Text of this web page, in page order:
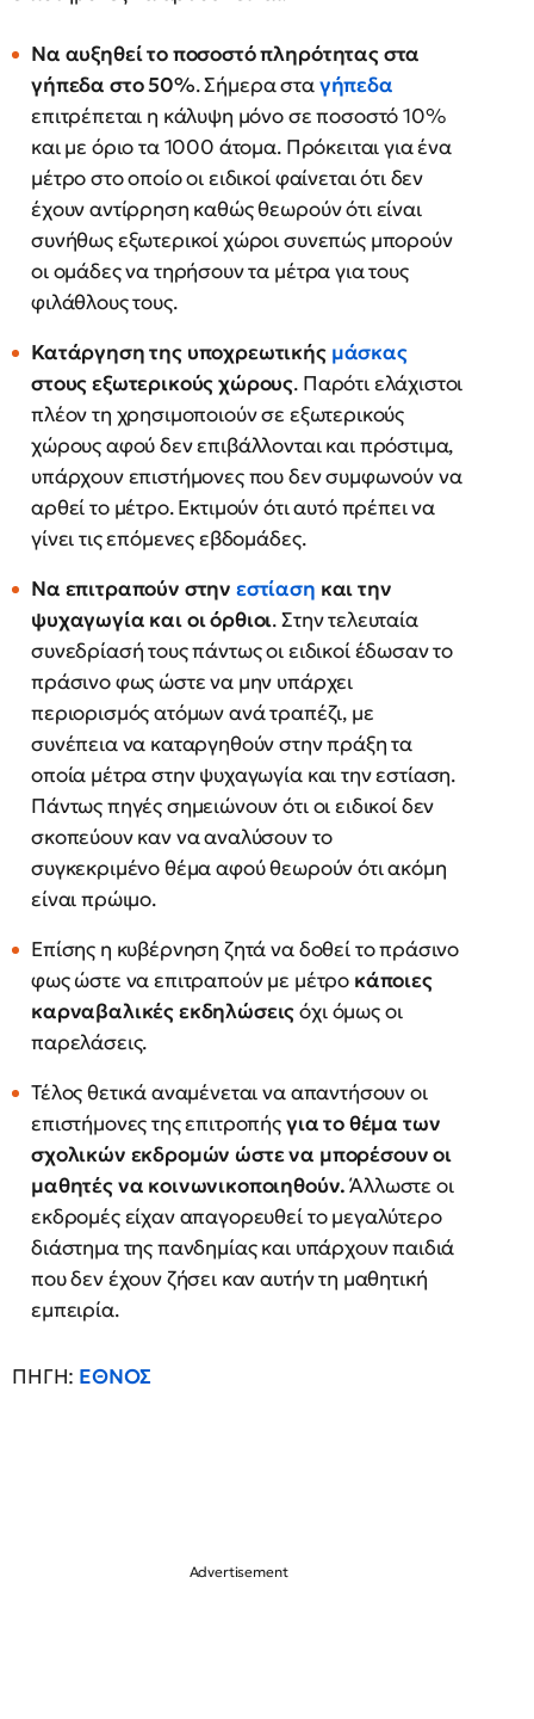
Να αυξηθεί το ποσοστό πληρότητας στα
γήπεδα στο 50%. Σήμερα σταγήπεδα
επιτρέπεται η κάλυψη μόνο σε ποσοστό 10%
και με όριο τα 1000 άτομα. Πρόκειται για ένα
μέτρο στο οποίο οι ειδικοί φαίνεται ότι δεν
έχουν αντίρρηση καθώς θεωρούν ότι είναι
συνήθως εξωτερικοί χώροι συνεπώς μπορούν
οι ομάδες να τηρήσουν τα μέτρα για τους
φιλάθλους τους.
Κατάργηση της υποχρεωτικής μάσκας
στους εξωτερικούς χώρους. Παρότι ελάχιστοι
πλέον τη χρησιμοποιούν σε εξωτερικούς
χώρους αφού δεν επιβάλλονται και πρόστιμα,
υπάρχουν επιστήμονες που δεν συμφωνούν να
αρθεί το μέτρο. Εκτιμούν ότι αυτό πρέπει να
γίνει τις επόμενες εβδομάδες.
Να επιτραπούν στην εστίαση και την
ψυχαγωγία και οι όρθιοι. Στην τελευταία
συνεδρίασή τους πάντως οι ειδικοί έδωσαν το
πράσινο φως ώστε να μην υπάρχει
περιορισμός ατόμων ανά τραπέζι, με
συνέπεια να καταργηθούν στην πράξη τα
οποία μέτρα στην ψυχαγωγία και την εστίαση.
Πάντως πηγές σημειώνουν ότι οι ειδικοί δεν
σκοπεύουν καν να αναλύσουν το
συγκεκριμένο θέμα αφού θεωρούν ότι ακόμη
είναι πρώιμο.
Επίσης η κυβέρνηση ζητά να δοθεί το πράσινο
φως ώστε να επιτραπούν με μέτρο κάποιες
καρναβαλικές εκδηλώσειςόχι όμως οι
παρελάσεις.
Τέλος θετικά αναμένεται να απαντήσουν οι
επιστήμονες της επιτροπήςγια το θέμα των
σχολικών εκδρομών ώστε να μπορέσουν οι
μαθητές να κοινωνικοποιηθούν.Άλλωστε οι
εκδρομές είχαν απαγορευθεί το μεγαλύτερο
διάστημα της πανδημίας και υπάρχουν παιδιά
που δεν έχουν ζήσει καν αυτήν τη μαθητική
εμπειρία.
ΠΗΓΗ: ΕΘΝΟΣ